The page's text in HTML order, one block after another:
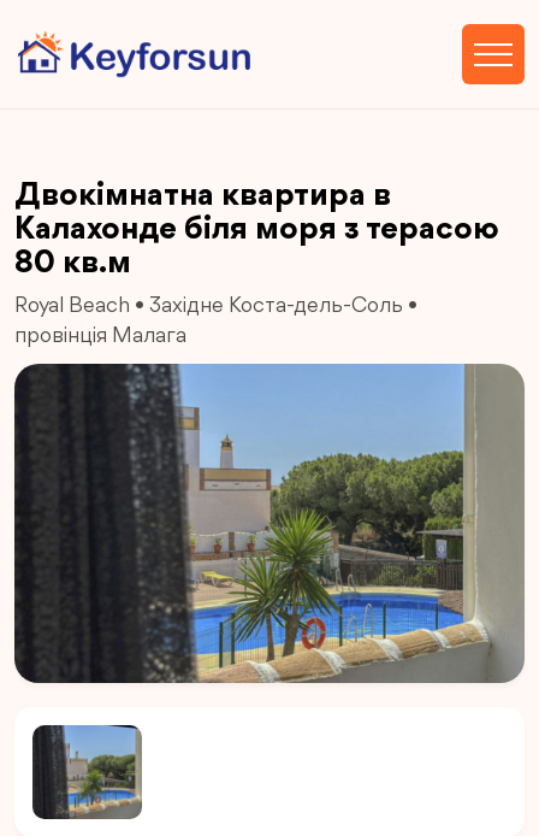
Двокімнатна квартира в
Калахонде біля моря з терасою
80 кв.м
Royal Beach • Західне Коста-дель-Соль •
провінція Малага